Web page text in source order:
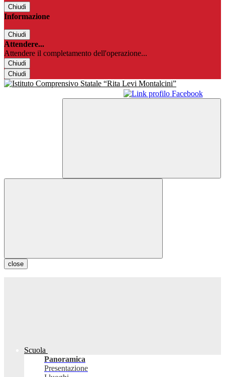
Chiudi
Informazione
Chiudi
Attendere...
Attendere il completamento dell'operazione...
Chiudi
Chiudi
close
Scuola
Panoramica
Presentazione